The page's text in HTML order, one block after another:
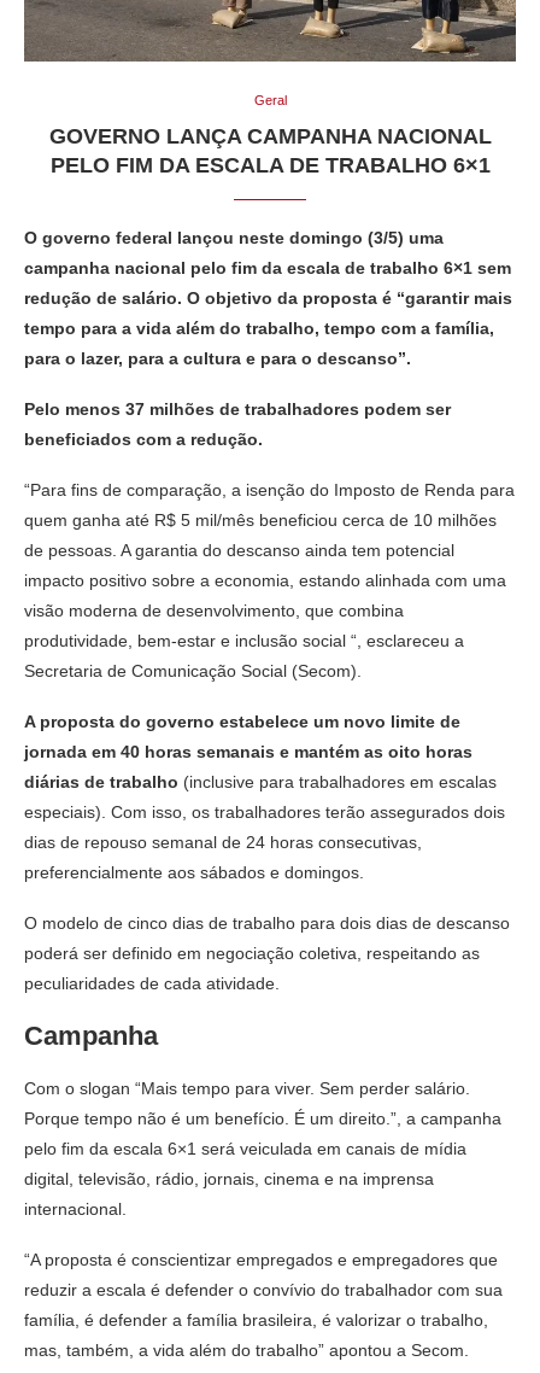
Geral
GOVERNO LANÇA CAMPANHA NACIONAL
PELO FIM DA ESCALA DE TRABALHO 6×1
O governo federal lançou neste domingo (3/5) uma
campanha nacional pelo fim da escala de trabalho 6×1 sem
redução de salário. O objetivo da proposta é “garantir mais
tempo para a vida além do trabalho, tempo com a família,
para o lazer, para a cultura e para o descanso”.
Pelo menos 37 milhões de trabalhadores podem ser
beneficiados com a redução.
“Para fins de comparação, a isenção do Imposto de Renda para
quem ganha até R$ 5 mil/mês beneficiou cerca de 10 milhões
de pessoas. A garantia do descanso ainda tem potencial
impacto positivo sobre a economia, estando alinhada com uma
visão moderna de desenvolvimento, que combina
produtividade, bem-estar e inclusão social “, esclareceu a
Secretaria de Comunicação Social (Secom).
A proposta do governo estabelece um novo limite de
jornada em 40 horas semanais e mantém as oito horas
diárias de trabalho (inclusive para trabalhadores em escalas
especiais). Com isso, os trabalhadores terão assegurados dois
dias de repouso semanal de 24 horas consecutivas,
preferencialmente aos sábados e domingos.
O modelo de cinco dias de trabalho para dois dias de descanso
poderá ser definido em negociação coletiva, respeitando as
peculiaridades de cada atividade.
Campanha
Com o slogan “Mais tempo para viver. Sem perder salário.
Porque tempo não é um benefício. É um direito.”, a campanha
pelo fim da escala 6×1 será veiculada em canais de mídia
digital, televisão, rádio, jornais, cinema e na imprensa
internacional.
“A proposta é conscientizar empregados e empregadores que
reduzir a escala é defender o convívio do trabalhador com sua
família, é defender a família brasileira, é valorizar o trabalho,
mas, também, a vida além do trabalho” apontou a Secom.